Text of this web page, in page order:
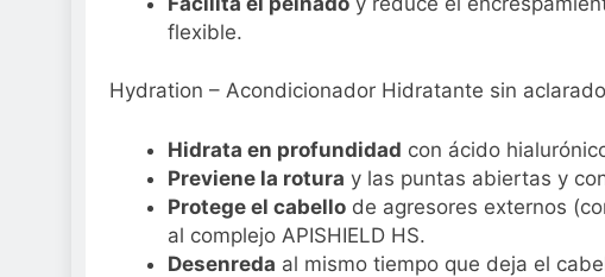
flexible.
Hydration – Acondicionador Hidratante sin
Hidrata en profundidad con ácido
Previene la rotura y las puntas abiertas y
Protege el cabellode agresores externos
al complejo APISHIELD HS.
Desenreda al mismo tiempo que deja el